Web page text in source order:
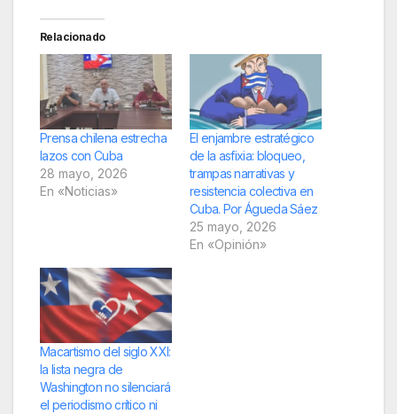
Relacionado
Prensa chilena estrecha
lazos con Cuba
28 mayo, 2026
En «Noticias»
El enjambre estratégico
de la asfixia: bloqueo,
trampas narrativas y
resistencia colectiva en
Cuba. Por Águeda Sáez
25 mayo, 2026
En «Opinión»
Macartismo del siglo XXI:
la lista negra de
Washington no silenciará
el periodismo crítico ni